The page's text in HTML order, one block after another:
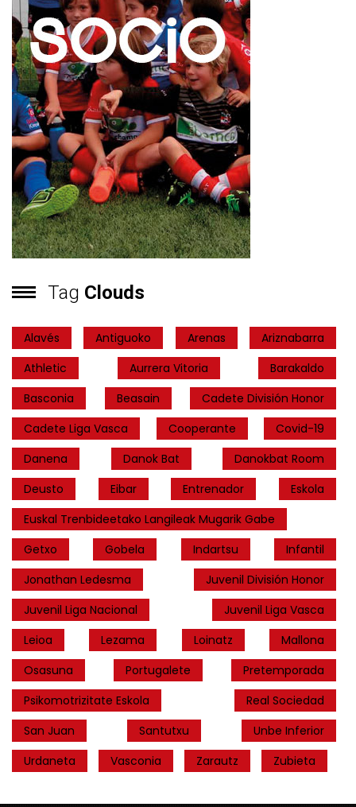
Tag Clouds
Alavés Antiguoko Arenas
Ariznabarra
Athletic
Aurrera Vitoria
Barakaldo
Basconia
Beasain
Cadete División Honor
Cadete Liga Vasca
Cooperante
Covid-19
Danena
Danok Bat
Danokbat Room
Deusto
Eibar Entrenador
Eskola
Euskal Trenbideetako Langileak Mugarik Gabe
Getxo
Gobela Indartsu
Infantil
Jonathan Ledesma
Juvenil División Honor
Juvenil Liga Nacional
Juvenil Liga Vasca
Leioa
Lezama Loinatz
Mallona
Osasuna
Portugalete
Pretemporada
Psikomotrizitate Eskola
Real Sociedad
San Juan
Santutxu
Unbe Inferior
Urdaneta
Vasconia Zarautz Zubieta